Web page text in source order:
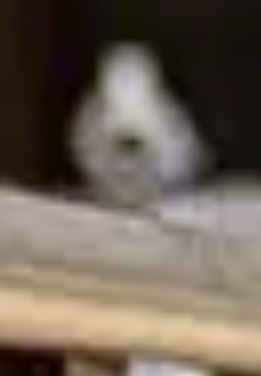
国际学习中心